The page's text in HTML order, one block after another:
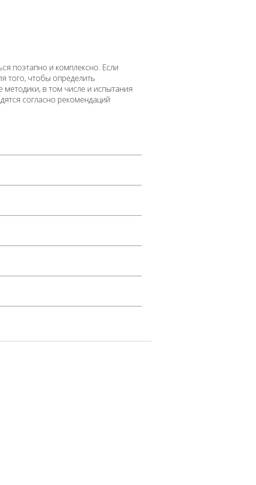
поэтапно и комплексно. Если
того, чтобы определить
в том числе и испытания
согласно рекомендаций